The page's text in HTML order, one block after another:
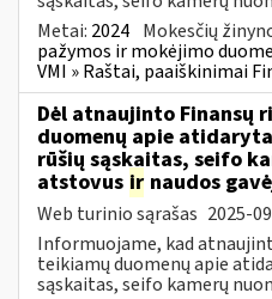
Metai: 2024 Mokesčių
pažymos ir mokėjimo
VMI » Raštai, paaiškinimai
Dėl atnaujinto Finansų
duomenų apie
rūšių sąskaitas, seifo
atstovus ir naudos
Web turinio sąrašas 2025-
Informuojame, kad
teikiamų duomenų apie
sąskaitas, seifo kamerų